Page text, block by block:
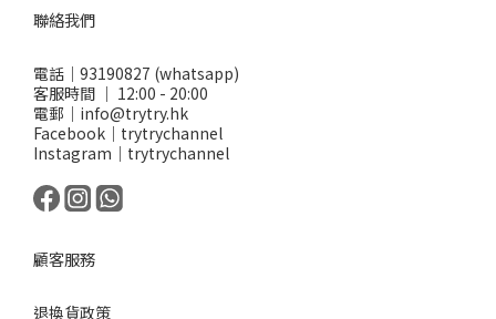
聯絡我們
電話｜93190827 (whatsapp)
客服時間 ｜ 12:00 - 20:00
電郵｜info@trytry.hk
Facebook｜trytrychannel
Instagram｜trytrychannel
顧客服務
退換貨政策